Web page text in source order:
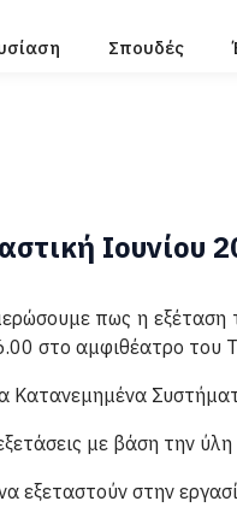
Σπουδές
πως η
στο αμφιθέατρο του
με βάση την
εξεταστούν στην